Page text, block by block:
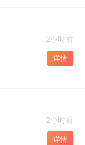
2小时前
详情
2小时前
详情